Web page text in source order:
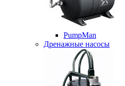
PumpMan
Дренажные насосы